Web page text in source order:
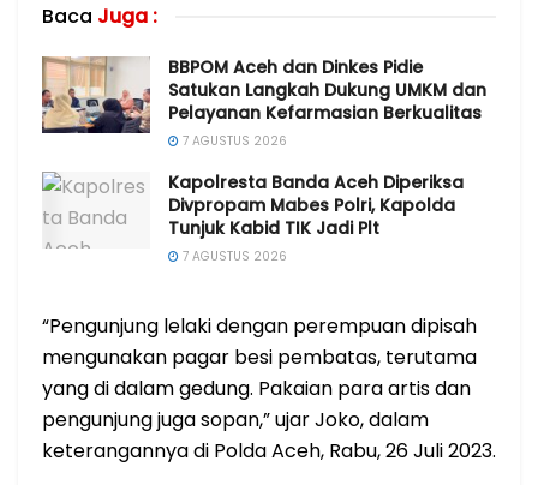
Baca Juga :
BBPOM Aceh dan Dinkes Pidie
Satukan Langkah Dukung UMKM dan
Pelayanan Kefarmasian Berkualitas
7 AGUSTUS 2026
Kapolresta Banda Aceh Diperiksa
Divpropam Mabes Polri, Kapolda
Tunjuk Kabid TIK Jadi Plt
7 AGUSTUS 2026
“Pengunjung lelaki dengan perempuan dipisah
mengunakan pagar besi pembatas, terutama
yang di dalam gedung. Pakaian para artis dan
pengunjung juga sopan,” ujar Joko, dalam
keterangannya di Polda Aceh, Rabu, 26 Juli 2023.